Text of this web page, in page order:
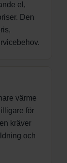
el,
Den
värme
för
kräver
och